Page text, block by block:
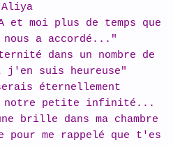
Aliya
moi plus de temps que
a accordé..."
dans un nombre de
suis heureuse"
éternellement
notre petite infinité...
brille dans ma chambre
me rappelé que t'es